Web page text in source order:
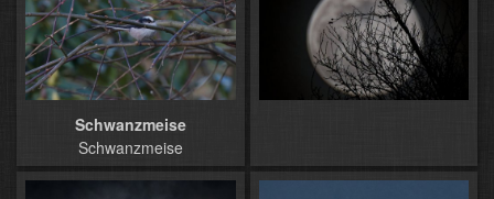
Schwanzmeise
Schwanzmeise